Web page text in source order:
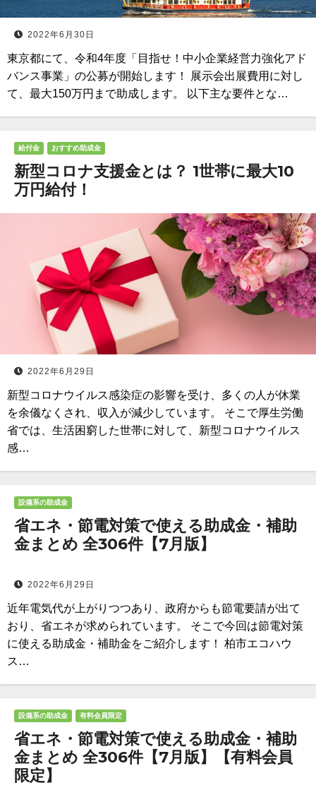
2022年6月30日
東京都にて、令和4年度「目指せ！中小企業経営力強化アド
バンス事業」の公募が開始します！ 展示会出展費用に対し
て、最大150万円まで助成します。 以下主な要件とな…
給付金 おすすめ助成金
新型コロナ支援金とは？ 1世帯に最大10
万円給付！
2022年6月29日
新型コロナウイルス感染症の影響を受け、多くの人が休業
を余儀なくされ、収入が減少しています。 そこで厚生労働
省では、生活困窮した世帯に対して、新型コロナウイルス
感…
設備系の助成金
省エネ・節電対策で使える助成金・補助
金まとめ 全306件【7月版】
2022年6月29日
近年電気代が上がりつつあり、政府からも節電要請が出て
おり、省エネが求められています。 そこで今回は節電対策
に使える助成金・補助金をご紹介します！ 柏市エコハウ
ス…
設備系の助成金 有料会員限定
省エネ・節電対策で使える助成金・補助
金まとめ 全306件【7月版】【有料会員
限定】